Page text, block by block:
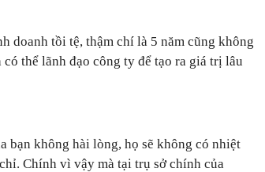
doanh tồi tệ, thậm chí là 5 năm cũng không
thể lãnh đạo công ty để tạo ra giá trị lâu
bạn không hài lòng, họ sẽ không có nhiệt
Chính vì vậy mà tại trụ sở chính của